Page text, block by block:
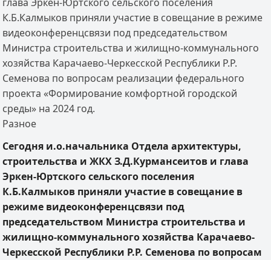
К.Б.Калмыков приняли участие в совещание в режиме
видеоконференцсвязи под председательством
Министра строительства и жилищно-коммунального
хозяйства Карачаево-Черкесской Республики Р.Р.
Семенова по вопросам реализации федерального
проекта «Формирование комфортной городской
среды» на 2024 год.
Разное
Сегодня и.о.начальника Отдела архитектуры,
строительства и ЖКХ З.Д.Курмансеитов и глава
Эркен-Юртского сельского поселения
К.Б.Калмыков приняли участие в совещание в
режиме видеоконференцсвязи под
председательством Министра строительства и
жилищно-коммунального хозяйства Карачаево-
Черкесской Республики Р.Р. Семенова по вопросам